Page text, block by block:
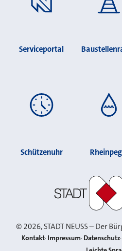
Serviceportal
Schützenuhr
©2026, STADT NEUSS – Der
Kontakt Impressum Datenschutz